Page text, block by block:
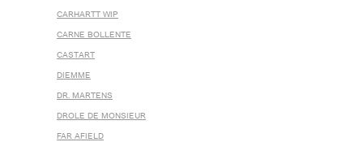
CARHARTT WIP
CARNE BOLLENTE
CASTART
DIEMME
DR. MARTENS
DROLE DE MONSIEUR
FAR AFIELD